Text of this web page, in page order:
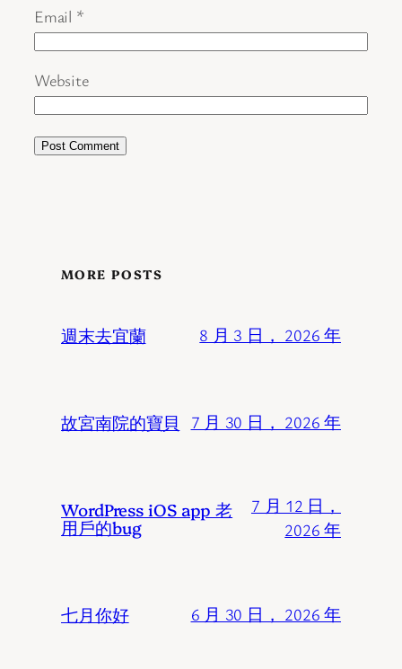
Email *
Website
MORE POSTS
週末去宜蘭 8 月 3 日， 2026 年
故宮南院的寶貝 7 月 30 日， 2026 年
WordPress iOS app 老
用戶的bug
7 月 12 日，
2026 年
七月你好 6 月 30 日， 2026 年